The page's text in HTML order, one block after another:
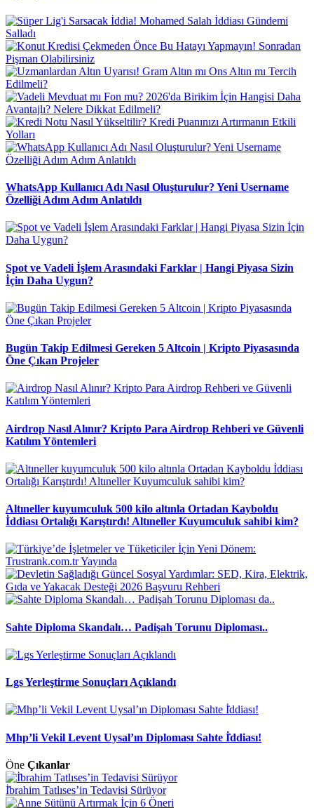
WhatsApp Kullanıcı Adı Nasıl Oluşturulur? Yeni Username
Özelliği Adım Adım Anlatıldı
Spot ve Vadeli İşlem Arasındaki Farklar | Hangi Piyasa Sizin
İçin Daha Uygun?
Bugün Takip Edilmesi Gereken 5 Altcoin | Kripto Piyasasında
Öne Çıkan Projeler
Airdrop Nasıl Alınır? Kripto Para Airdrop Rehberi ve Güvenli
Katılım Yöntemleri
Altıneller kuyumculuk 500 kilo altınla Ortadan Kayboldu
İddiası Ortalığı Karıştırdı! Altıneller Kuyumculuk sahibi kim?
Sahte Diploma Skandalı… Padişah Torunu Diploması..
Lgs Yerleştirme Sonuçları Açıklandı
Mhp’li Vekil Levent Uysal’ın Diploması Sahte İ̇ddiası!
Öne Çıkanlar
İ̇brahim Tatlıses’in Tedavisi Sürüyor